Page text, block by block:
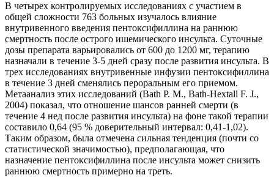
В четырех контролируемых исследованиях с участием в
общей сложности 763 больных из­­учалось влияние
внутривенного введения пентоксифиллина на раннюю
смертность после острого ишемического инсульта. Суточные
дозы препарата варьировались от 600 до 1200 мг, терапию
назначали в течение 3-5 дней сразу после развития инсульта. В
трех исследованиях внутривенные инфузии пентоксифиллина
в течение 3 дней сменялись пероральным его приемом.
Метаанализ этих исследований (Bath P. M., Bath-Hextall F. J.,
2004) показал, что отношение шансов ранней смерти (в
течение 4 нед после развития инсульта) на фоне такой терапии
составило 0,64 (95 % доверительный интервал: 0,41-1,02).
Таким образом, была отмечена сильная тенденция (почти со
статистической значимостью), предполагающая, что
назначение пентоксифиллина после инсульта может снизить
раннюю смертность примерно на треть.